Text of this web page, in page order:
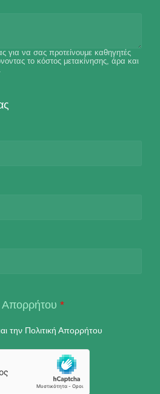
για να σας προτείνουμε καθηγητές
το κόστος μετακίνησης, άρα και
Απορρήτου *
την Πολιτική Απορρήτου